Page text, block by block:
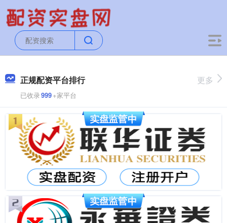
正规配资平台排行
已收录999+家平台
更多